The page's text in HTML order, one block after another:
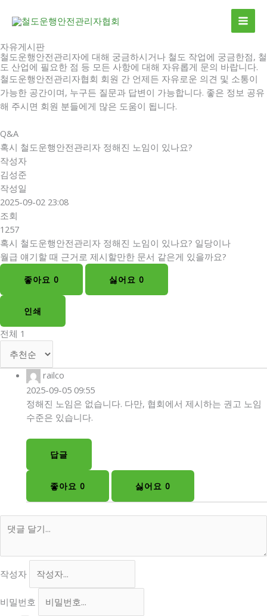
로
건
너
뛰
기
자유게시판
철도운행안전관리자에 대해 궁금하시거나 철도 작업에 궁금한점, 철
도 산업에 필요한 점 등 모든 사항에 대해 자유롭게 문의 바랍니다.
철도운행안전관리자협회 회원 간 언제든 자유로운 의견 및 소통이
가능한 공간이며, 누구든 질문과 답변이 가능합니다. 좋은 정보 공유
해 주시면 회원 분들에게 많은 도움이 됩니다.
Q&A
혹시 철도운행안전관리자 정해진 노임이 있나요?
작성자
김성준
작성일
2025-09-02 23:08
조회
1257
혹시 철도운행안전관리자 정해진 노임이 있나요? 일당이나
월급 얘기할 때 근거로 제시할만한 문서 같은게 있을까요?
좋아요 0 싫어요 0
인쇄
전체 1
railco
2025-09-05 09:55
정해진 노임은 없습니다. 다만, 협회에서 제시하는 권고 노임
수준은 있습니다.
답글
좋아요 0 싫어요 0
작성자
비밀번호